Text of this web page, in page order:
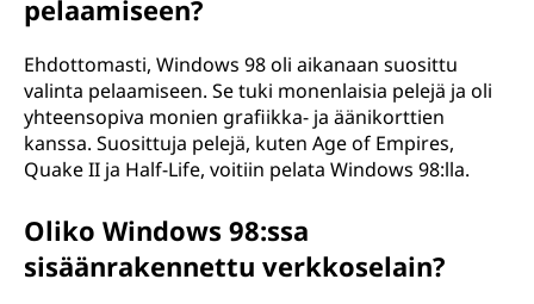
pelaamiseen?
Ehdottomasti, Windows 98 oli aikanaan suosittu
valinta pelaamiseen. Se tuki monenlaisia pelejä ja oli
yhteensopiva monien grafiikka- ja äänikorttien
kanssa. Suosittuja pelejä, kuten Age of Empires,
Quake II ja Half-Life, voitiin pelata Windows 98:lla.
Oliko Windows 98:ssa
sisäänrakennettu verkkoselain?